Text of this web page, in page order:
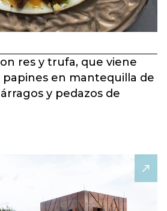
res y trufa, que viene
en mantequilla de
y pedazos de